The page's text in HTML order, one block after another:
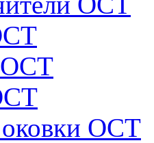
ОСТ
ОСТ